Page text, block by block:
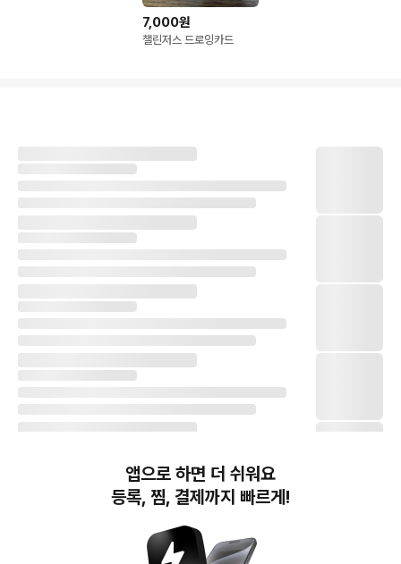
7,000원
챌린저스 드로잉카드
앱으로 하면 더 쉬워요
등록, 찜, 결제까지 빠르게!